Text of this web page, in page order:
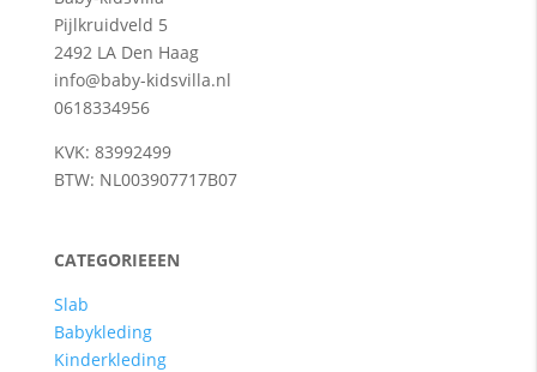
Pijlkruidveld 5
2492 LA Den Haag
info@baby-kidsvilla.nl
0618334956
KVK: 83992499
BTW: NL003907717B07
CATEGORIEEEN
Slab
Babykleding
Kinderkleding